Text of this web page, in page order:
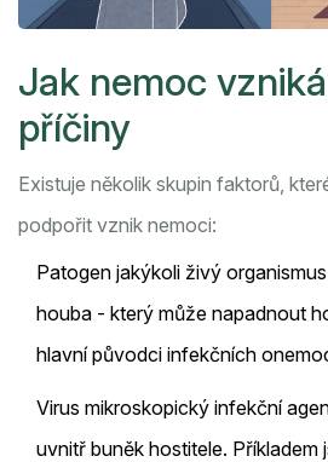
Jak nemoc
příčiny
Existuje několik skupin faktorů,
podpořit vznik nemoci:
Patogen jakýkoli živý
houba - který může napadnout
hlavní původci infekčních
Virus mikroskopický infekční
uvnitř buněk hostitele. Příkladem